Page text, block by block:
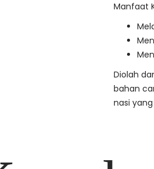
Manfaat
Diolah
bahan
nasi